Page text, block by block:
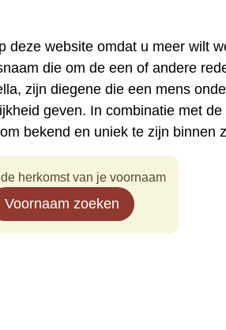
deze website omdat u meer wilt
die om de een of andere
zijn diegene die een mens
geven. In combinatie met
bekend en uniek te zijn binnen
herkomst van je voornaam
Voornaam zoeken